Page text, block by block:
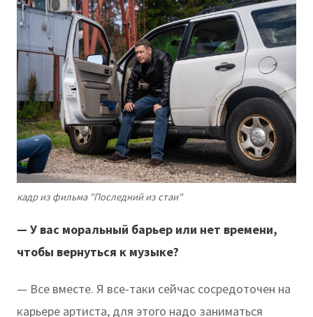
кадр из фильма "Последний из стаи"
— У вас моральный барьер или нет времени,
чтобы вернуться к музыке?
— Все вместе. Я все-таки сейчас сосредоточен на
карьере артиста, для этого надо заниматься